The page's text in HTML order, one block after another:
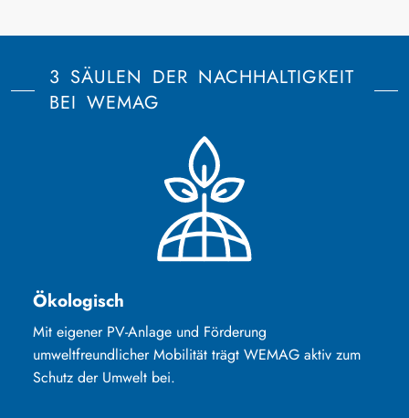
3 SÄULEN DER NACHHALTIGKEIT
BEI WEMAG
Ökologisch
Mit eigener PV-Anlage und Förderung
umweltfreundlicher Mobilität trägt WEMAG aktiv zum
Schutz der Umwelt bei.